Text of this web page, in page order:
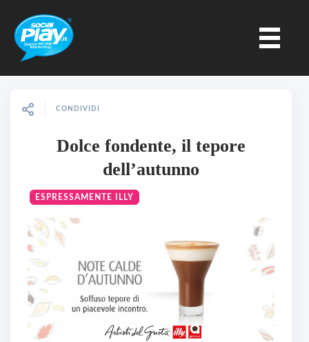
CONDIVIDI
Dolce fondente, il tepore
dell’autunno
ESPRESSAMENTE ILLY